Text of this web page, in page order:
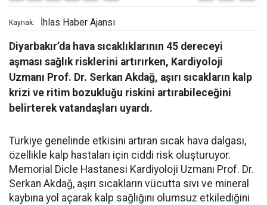
Kaynak: İhlas Haber Ajansı
Diyarbakır’da hava sıcaklıklarının 45 dereceyi
aşması sağlık risklerini artırırken, Kardiyoloji
Uzmanı Prof. Dr. Serkan Akdağ, aşırı sıcakların kalp
krizi ve ritim bozukluğu riskini artırabileceğini
belirterek vatandaşları uyardı.
Türkiye genelinde etkisini artıran sıcak hava dalgası,
özellikle kalp hastaları için ciddi risk oluşturuyor.
Memorial Dicle Hastanesi Kardiyoloji Uzmanı Prof. Dr.
Serkan Akdağ, aşırı sıcakların vücutta sıvı ve mineral
kaybına yol açarak kalp sağlığını olumsuz etkilediğini